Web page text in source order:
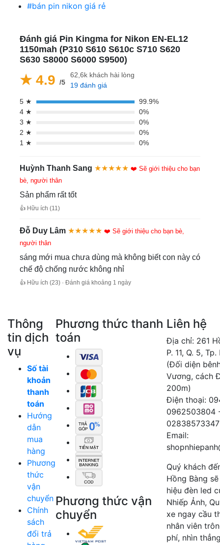
#bán pin nikon giá rẻ
Đánh giá Pin Kingma for Nikon EN-EL12
1150mah (P310 S610 S610c S710 S620
S630 S8000 S6000 S9500)
★ 4.9 /5
62,6k khách hài lòng
19 đánh giá
5 ★
99.9%
4 ★
0%
3 ★
0%
2 ★
0%
1 ★
0%
Huỳnh Thanh Sang ★★★★★ ❤️ Sẽ giới thiệu cho bạn
bè, người thân
Sản phẩm rất tốt
👍 Hữu ích (11)
Đỗ Duy Lâm ★★★★★ ❤️ Sẽ giới thiệu cho bạn bè,
người thân
sáng mới mua chưa dùng mà không biết con này có
chế độ chống nước không nhỉ
👍 Hữu ích (23) · Đánh giá khoảng 1 ngày
Thông
tin dịch
vụ
Số tài
khoản
thanh
toán
Hướng
dẫn
mua
hàng
Phương
thức
vận
chuyển
Chính
sách
đổi trả
Phương thức thanh
toán
Phương thức vận
chuyển
Liên hệ
Địa chỉ: 261
P. 11, Q. 5,
(Đối diện
Vương, cách
200m)
Điện thoại:
0962503804
02838573347
Email:
Quý khách
Hồng Bàng
hiệu đèn led
Nhiếp Ảnh,
xe ngay cầu
nhân viên
phí, nhìn